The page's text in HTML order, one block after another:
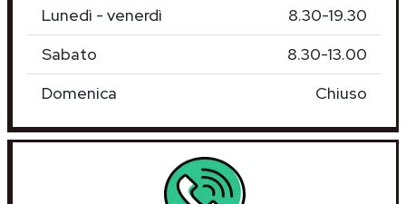
Lunedì - venerdì
8.30-19.30
Sabato
8.30-13.00
Domenica
Chiuso